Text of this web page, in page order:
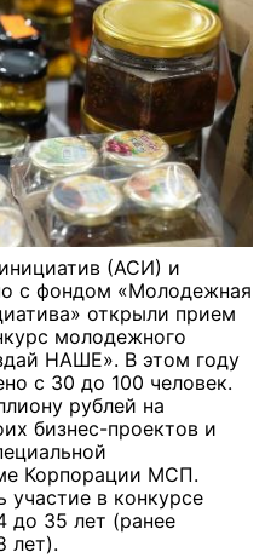
(АСИ) и
с фондом «Молодежная
открыли прием
молодежного
НАШЕ». В этом году
с 30 до 100 человек.
рублей на
бизнес-проектов и
Корпорации МСП.
участие в конкурсе
до 35 лет (ранее
лет).